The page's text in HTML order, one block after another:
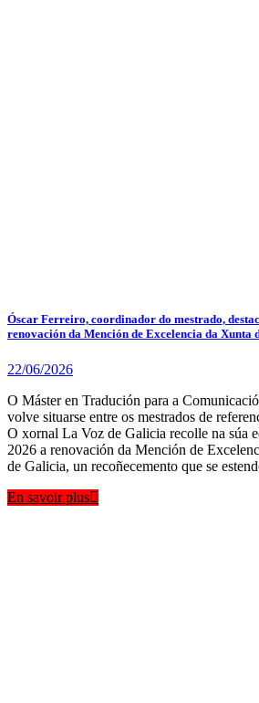
Óscar Ferreiro, coordinador do mestrado,
renovación da Mención de Excelencia da Xunta
22/06/2026
O Máster en Tradución para a
volve situarse entre os mestrados de
O xornal La Voz de Galicia recolle na súa
2026 a renovación da Mención de
de Galicia, un recoñecemento que se
En savoir plus